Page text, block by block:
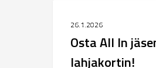
26.1.2026
Osta All In
lahjakortin!